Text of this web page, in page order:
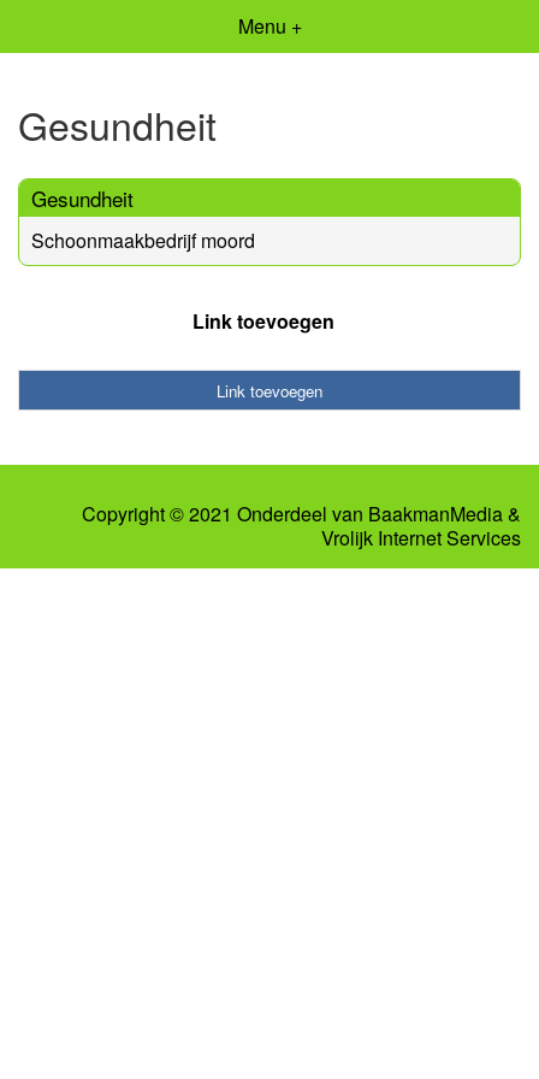
Menu +
Gesundheit
Gesundheit
Schoonmaakbedrijf moord
Link toevoegen
Link toevoegen
Copyright © 2021 Onderdeel van BaakmanMedia&
Vrolijk Internet Services